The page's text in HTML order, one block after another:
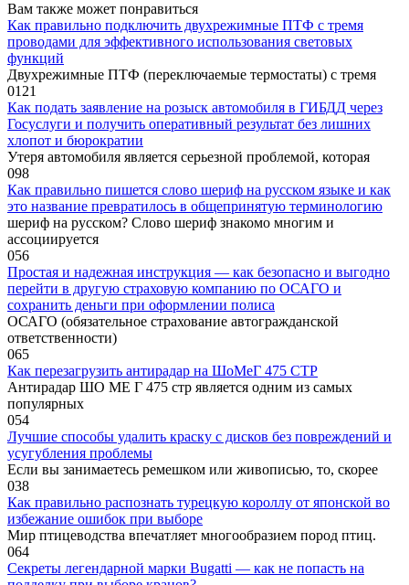
Вам также может понравиться
Как правильно подключить двухрежимные ПТФ с тремя
проводами для эффективного использования световых
функций
Двухрежимные ПТФ (переключаемые термостаты) с тремя
0121
Как подать заявление на розыск автомобиля в ГИБДД через
Госуслуги и получить оперативный результат без лишних
хлопот и бюрократии
Утеря автомобиля является серьезной проблемой, которая
098
Как правильно пишется слово шериф на русском языке и как
это название превратилось в общепринятую терминологию
шериф на русском? Слово шериф знакомо многим и
ассоциируется
056
Простая и надежная инструкция — как безопасно и выгодно
перейти в другую страховую компанию по ОСАГО и
сохранить деньги при оформлении полиса
ОСАГО (обязательное страхование автогражданской
ответственности)
065
Как перезагрузить антирадар на ШоМеГ 475 СТР
Антирадар ШО МЕ Г 475 стр является одним из самых
популярных
054
Лучшие способы удалить краску с дисков без повреждений и
усугубления проблемы
Если вы занимаетесь ремешком или живописью, то, скорее
038
Как правильно распознать турецкую короллу от японской во
избежание ошибок при выборе
Мир птицеводства впечатляет многообразием пород птиц.
064
Секреты легендарной марки Bugatti — как не попасть на